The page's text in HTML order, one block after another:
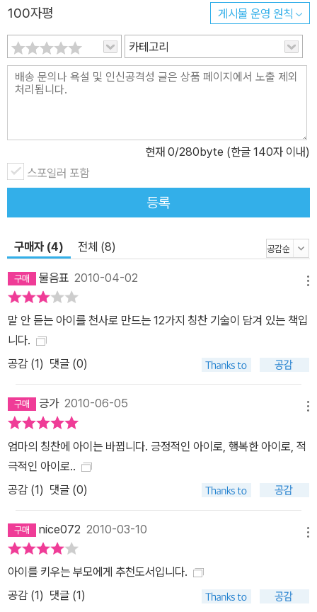
길을 선택한 직장맘이다. 그녀는 예비 범고래 조련사 교육 프로그램
에 참가하면서 거구의 범고래를 다루는 기술을 터득하는 재미에 푹
빠져 있다. 하지만 집에 돌아오면 세 살짜리 아들 조쉬를 어떻게 다룰
지 몰라서 쩔쩔매는 어쩔 수 없는 초보 엄마일 뿐이다. 에이미는 예비
조련사로 훈련받으며 배운 칭찬의 원리를 조쉬의 행동교정에도 활용
당신의 사랑을 조금 더 잘 보여주는 칭찬 한 마디의 힘! 잠버릇 길들이
기부터 떼쓰는 아이를 달래는 전략, 편식하는 아이 골고루 먹게 하는
법, 애착을 보이는 물건과 이별하기, 배변 훈련, 도덕성을 기르는 교육
의 동감하는 것들이다. 그리고 조쉬가 보이는 부정적 행동을 고래 칭
착하고 올바르게 변화하는 것처럼 느껴진다. 칭찬의 위대한 힘은 행
동과학으로 이미 증명되어 있다. 다만 그 실행 당사자인 부모들이 잘
못된 방식으로 적용하고 있기 때문에 부작용이 발생하는 것이다. 그
렇다면 우리 아이들을 어떻게 칭찬할 것인가? 올바른 아이로 키우고
자 하는 고민은 여기서부터 시작해야 한다. 그리고 이 책은 아이들을
변화시키고, 아이들이 자라는 세상을 긍정적으로 변화시키는 칭찬의
힘과 그 실행 방안을 보여준다.
100자평 게시물 운영 원칙
카테고리
현재 0/280byte (한글 140자 이내)
스포일러 포함
등록
구매자 (4) 전체 (8)
물음표 2010-04-02
말 안 듣는 아이를 천사로 만드는 12가지 칭찬 기술이 담겨 있는 책입
니다.
공감 (1) 댓글 (0)
긍가2010-06-05
엄마의 칭찬에 아이는 바뀝니다. 긍정적인 아이로, 행복한 아이로, 적
극적인 아이로..
공감 (1) 댓글 (0)
nice072 2010-03-10
아이를 키우는 부모에게 추천도서입니다.
공감 (1) 댓글 (1)